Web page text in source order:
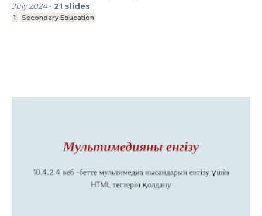
July 2024- 21 slides
1 Secondary Education